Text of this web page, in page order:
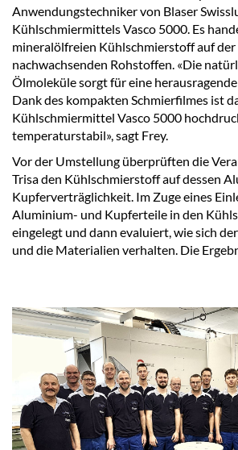
Anwendungstechniker von Blaser
Kühlschmiermittels Vasco 5000. Es
mineralölfreien Kühlschmierstoff auf der
nachwachsenden Rohstoffen. «Die
Ölmoleküle sorgt für eine
Dank des kompakten Schmierfilmes ist
Kühlschmiermittel Vasco 5000
temperaturstabil», sagt Frey.
Vor der Umstellung überprüften die
Trisa den Kühlschmierstoff auf dessen
Kupferverträglichkeit. Im Zuge eines
Aluminium- und Kupferteile in den
eingelegt und dann evaluiert, wie sich
und die Materialien verhalten. Die